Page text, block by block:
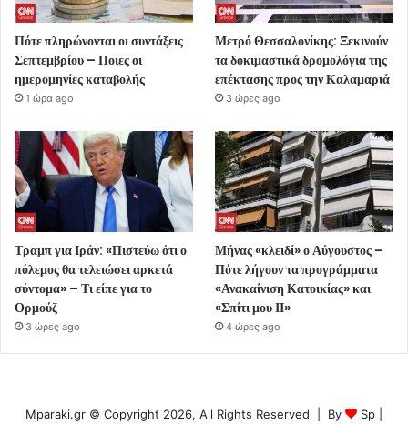
Πότε πληρώνονται οι συντάξεις
Σεπτεμβρίου – Ποιες οι
ημερομηνίες καταβολής
1 ώρα ago
Μετρό Θεσσαλονίκης: Ξεκινούν
τα δοκιμαστικά δρομολόγια της
επέκτασης προς την Καλαμαριά
3 ώρες ago
Τραμπ για Ιράν: «Πιστεύω ότι ο
πόλεμος θα τελειώσει αρκετά
σύντομα» – Τι είπε για το
Ορμούζ
3 ώρες ago
Μήνας «κλειδί» ο Αύγουστος –
Πότε λήγουν τα προγράμματα
«Ανακαίνιση Κατοικίας» και
«Σπίτι μου ΙΙ»
4 ώρες ago
Mparaki.gr © Copyright 2026, All Rights Reserved | By Sp